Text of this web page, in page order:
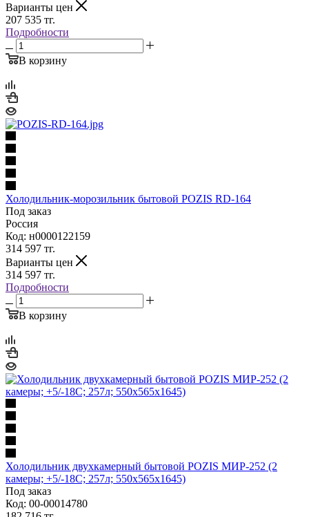
Варианты цен
207 535 тг.
Подробности
В корзину
Холодильник-морозильник бытовой POZIS RD-164
Под заказ
Россия
Код: н0000122159
314 597 тг.
Варианты цен
314 597 тг.
Подробности
В корзину
Холодильник двухкамерный бытовой POZIS МИР-252 (2
камеры; +5/-18С; 257л; 550х565х1645)
Под заказ
Код: 00-00014780